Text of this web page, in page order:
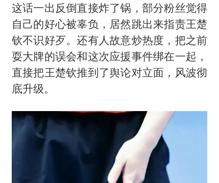
这话一出反倒直接炸了锅，部分粉丝觉得
自己的好心被辜负，居然跳出来指责王楚
钦不识好歹。还有人故意炒热度，把之前
耍大牌的误会和这次应援事件绑在一起，
直接把王楚钦推到了舆论对立面，风波彻
底升级。